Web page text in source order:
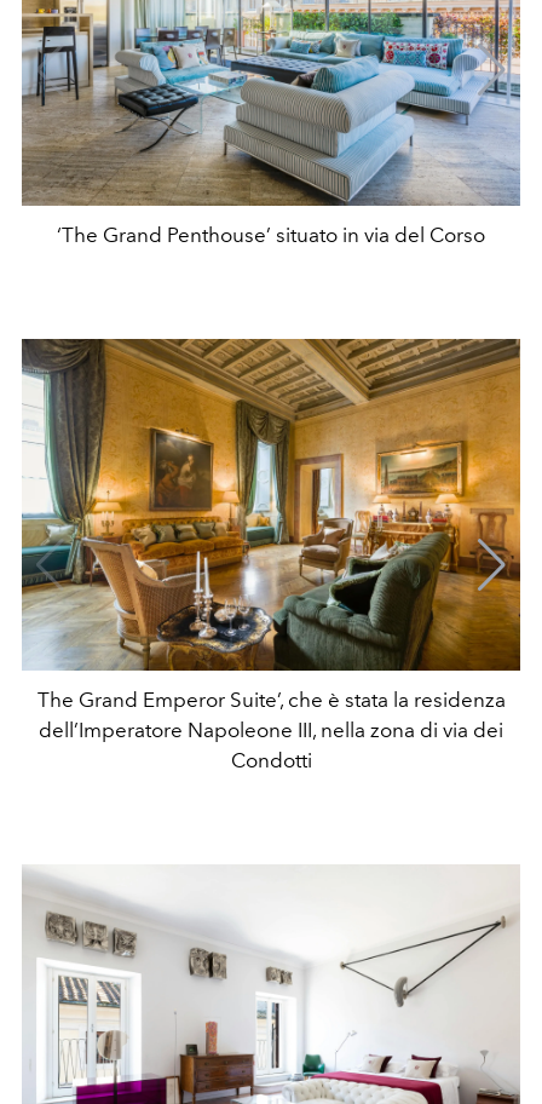
‘The Grand Penthouse’ situato in via del Corso
The Grand Emperor Suite’, che è stata la residenza
dell’Imperatore Napoleone III, nella zona di via dei
Condotti